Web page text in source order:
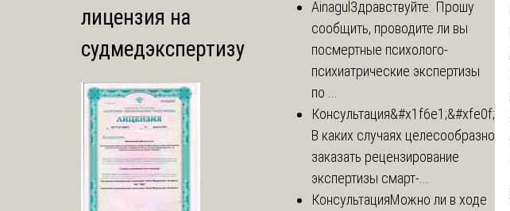
лицензия на
судмедэкспертизу
Ainagul Здравствуйте. Прошу
сообщить, проводите ли вы
посмертные психолого-
психиатрические экспертизы
по ...
Консультация&#x1f6e1;&#xfe0f;
В каких случаях целесообразно
заказать рецензирование
экспертизы смарт-...
КонсультацияМожно ли в ходе